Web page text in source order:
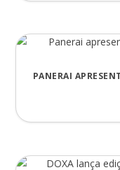
PANERAI